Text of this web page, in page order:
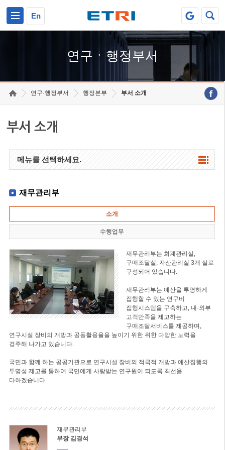
En
연구ㆍ행정부서
연구·행정부서 행정본부 부서 소개
부서 소개
메뉴를 선택하세요.
재무관리부
소개
수행업무
재무관리부는 회계관리실,
구매조달실, 자산관리실 3개 실로
구성되어 있습니다.
재무관리부는 예산을 투명하게
집행할 수 있는 연구비
집행시스템을 구축하고, 내·외부
고객만족을 제고하는
구매조달서비스를 제공하며,
연구시설 장비의 개방과 공동활용율을 높이기 위한 위한 다양한 노력을
경주해 나가고 있습니다.
국민과 함께 하는 공공기관으로 연구시설 장비의 적극적 개방과 예산집행의
투명성 제고를 통하여 국민에게 사랑받는 연구원이 되도록 최선을
다하겠습니다.
재무관리부
부장 김경석